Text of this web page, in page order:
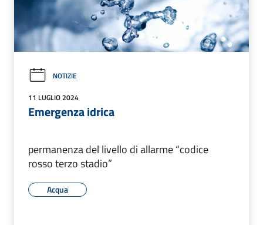
NOTIZIE
11 LUGLIO 2024
Emergenza idrica
permanenza del livello di allarme “codice
rosso terzo stadio”
Acqua